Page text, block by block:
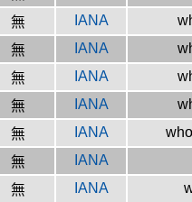
無 IANA
無 IANA
無 IANA
無 IANA
無 IANA
無
IANA
無 IANA